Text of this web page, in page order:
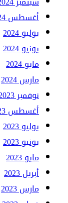
أغسطس 2024
يوليو 2024
يونيو 2024
مايو 2024
مارس 2024
نوفمبر 2023
أغسطس 2023
يوليو 2023
يونيو 2023
مايو 2023
أبريل 2023
مارس 2023